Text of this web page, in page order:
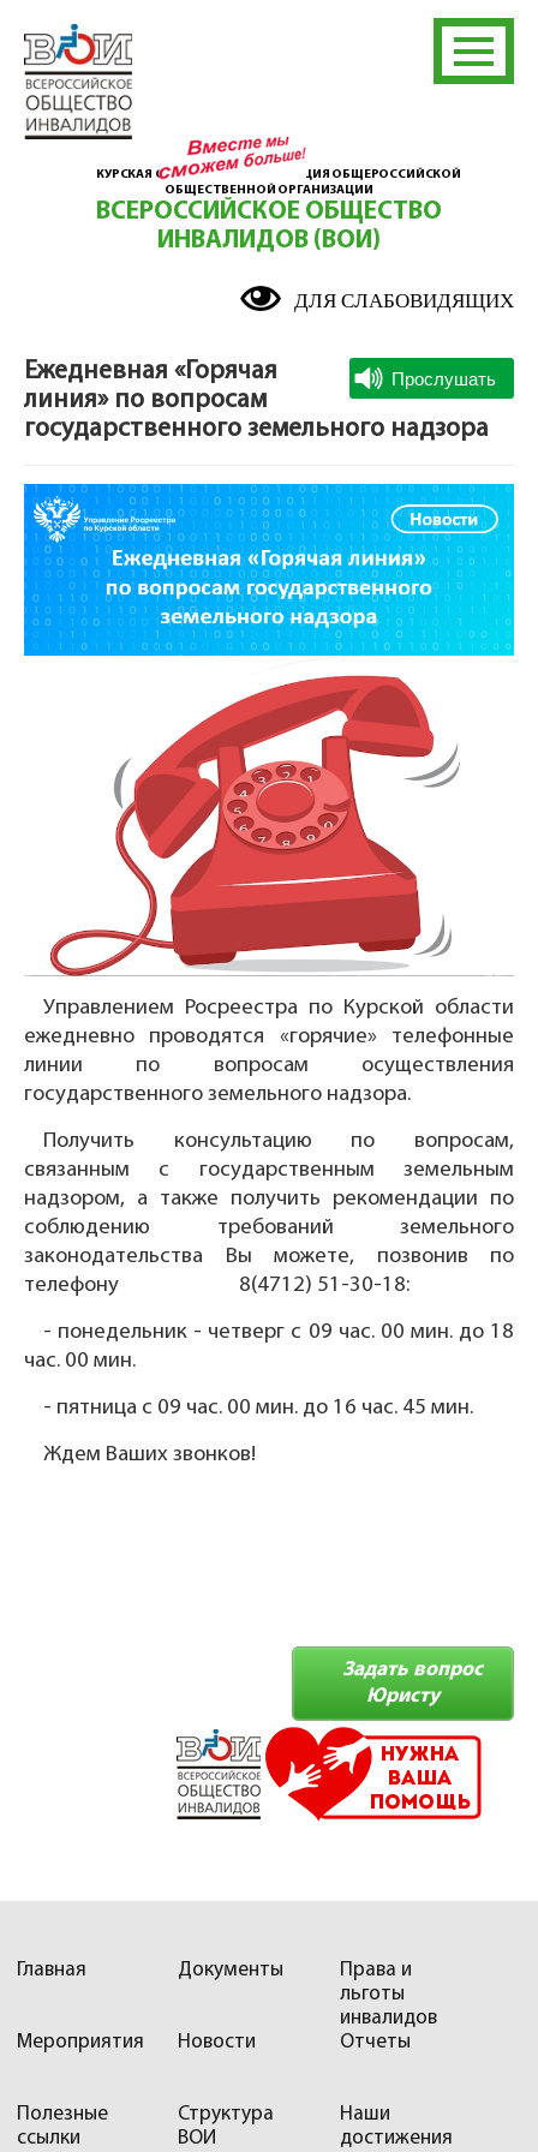
КУРСКАЯ ОБЛАСТНАЯ ОРГАНИЗАЦИЯ ОБЩЕРОССИЙСКОЙ
ОБЩЕСТВЕННОЙ ОРГАНИЗАЦИИ
ВСЕРОССИЙСКОЕ ОБЩЕСТВО
ИНВАЛИДОВ (ВОИ)
ДЛЯ СЛАБОВИДЯЩИХ
Ежедневная «Горячая
линия» по вопросам
государственного земельного надзора
Управлением Росреестра по Курской области
ежедневно проводятся «горячие» телефонные
линии по вопросам осуществления
государственного земельного надзора.
Получить консультацию по вопросам,
связанным с государственным земельным
надзором, а также получить рекомендации по
соблюдению требований земельного
законодательства Вы можете, позвонив по
телефону 8(4712) 51-30-18:
- понедельник - четверг с 09 час. 00 мин. до 18
час. 00 мин.
- пятница с 09 час. 00 мин. до 16 час. 45 мин.
Ждем Ваших звонков!
Задать вопрос
Юристу
Главная Документы
Права и
льготы
инвалидов
Мероприятия
Новости Отчеты
Полезные
ссылки
Структура
ВОИ
Наши
достижения